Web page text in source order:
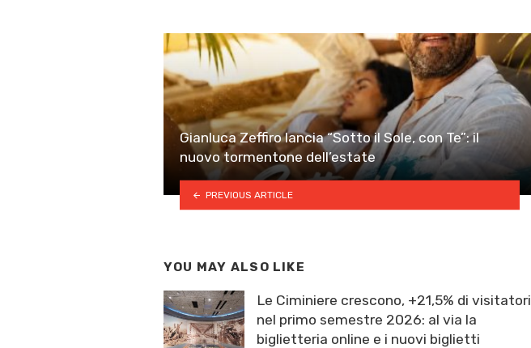
Gianluca Zeffiro lancia “Sotto il Sole, con Te”: il
nuovo tormentone dell’estate
PREVIOUS ARTICLE
YOU MAY ALSO LIKE
Le Ciminiere crescono, +21,5% di visitatori
nel primo semestre 2026: al via la
biglietteria online e i nuovi biglietti